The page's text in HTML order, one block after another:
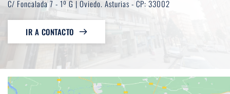
C/ Foncalada 7 - 1º G | Oviedo. Asturias - CP: 33002
IR A CONTACTO